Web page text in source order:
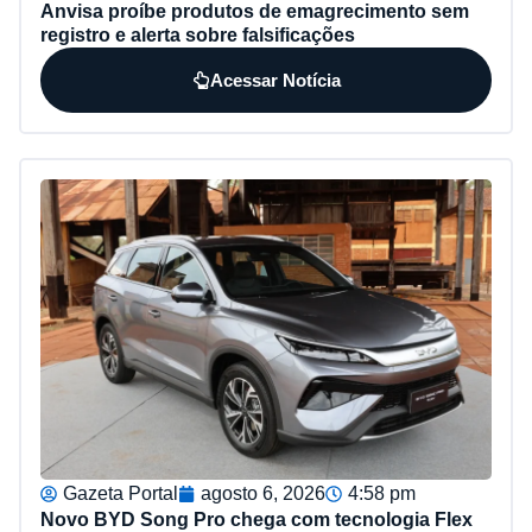
Anvisa proíbe produtos de emagrecimento sem
registro e alerta sobre falsificações
Acessar Notícia
Gazeta Portal agosto 6, 2026
4:58 pm
Novo BYD Song Pro chega com tecnologia Flex